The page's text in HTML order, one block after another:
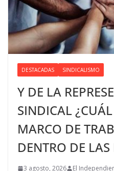
DESTACADAS SINDICALISMO
Y DE LA
SINDICAL
MARCO DE
DENTRO DE LAS
3 agosto, 2026 El